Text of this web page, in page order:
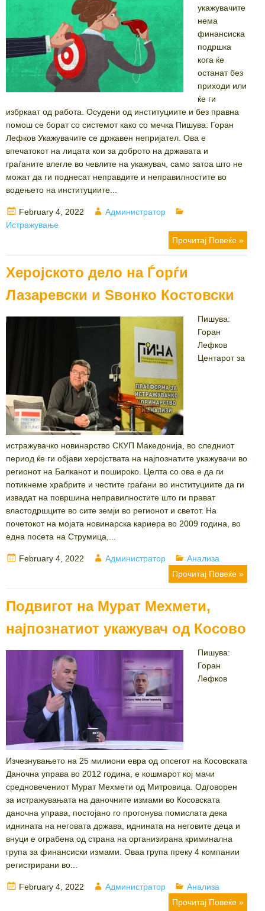
укажувачите
нема
финансиска
подршка
кога ќе
останат без
приходи или
ќе ги
избркаат од работа. Осудени од институциите и без правна
помош се борат со системот како со мечка Пишува: Горан
Лефков Укажувачите се државен непријател. Ова е
впечатокот на лицата кои за доброто на државата и
граѓаните влегле во чевлите на укажувач, само затоа што не
можат да ги поднесат неправдите и неправилностите во
водењето на институциите...
Posted
on
February 4, 2022 Author
Администратор
Истражување
Прочитај Повеќе »
Херојското дело на Ѓорѓи
Лазаревски и Ѕвонко Костовски
Пишува:
Горан
Лефков
Центарот за
истражувачко новинарство СКУП Македонија, во следниот
период ќе ги објави херојствата на најпознатите укажувачи во
регионот на Балканот и пошироко. Целта со ова е да ги
потикнеме храбрите и честите граѓани во институциите да ги
извадат на површина неправилностите што ги прават
властодршците во сите земји во регионот и светот. На
почетокот на мојата новинарска кариера во 2009 година, во
една посета на Струмица,...
Posted
February 4, 2022 Author
Администратор Categories
Анализа
Прочитај Повеќе »
Подвигот на Мурат Мехмети,
најпознатиот укажувач од Косово
Пишува:
Горан
Лефков
Изчезнувањето на 25 милиони евра од опсегот на Косовската
Даночна управа во 2012 година, е кошмарот кој мачи
средновечениот Мурат Мехмети од Митровица. Одговорен
за истражувањата на даночните измами во Косовската
даночна управа, постојано го прогонува помислата дека
иднината на неговата држава, иднината на неговите деца и
внуци е ограбена од страна на организирана криминална
група за финансиски измами. Оваа група преку 4 компании
регистрирани во...
Posted
February 4, 2022 Author
Администратор Categories
Анализа
Прочитај Повеќе »